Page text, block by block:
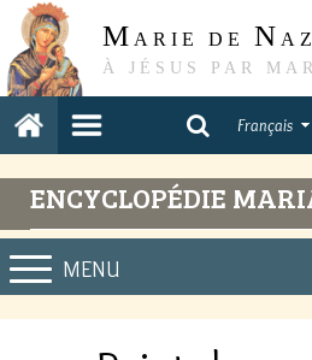
M ARIE DE N
À JÉSUS PAR
Français
ENCYCLOPÉDIE
MENU